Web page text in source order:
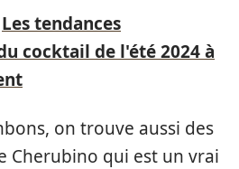
Les tendances
cocktail de l'été 2024 à
on trouve aussi des
Cherubino qui est un vrai